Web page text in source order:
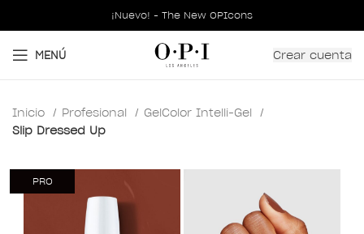
¡Nuevo! - The New OPIcons
MENÚ Crear cuenta
Inicio Profesional
GelColor Intelli-Gel
Slip Dressed Up
PRO